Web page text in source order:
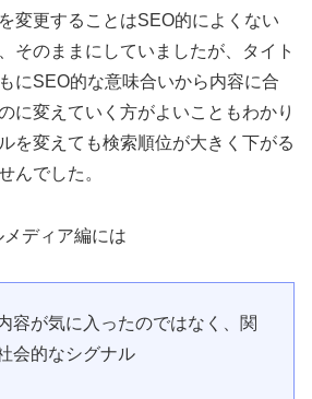
変更することはSEO的によくない
そのままにしていましたが、タイト
にSEO的な意味合いから内容に合
に変えていく方がよいこともわかり
を変えても検索順位が大きく下がる
んでした。
ディア編には
容が気に入ったのではなく、関
会的なシグナル